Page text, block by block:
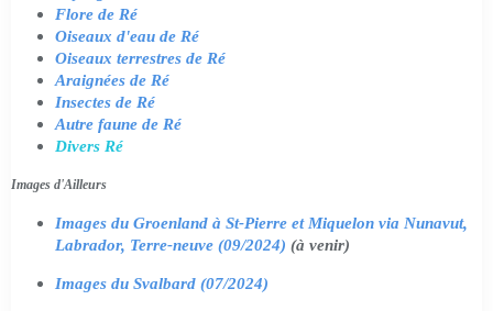
Flore de Ré
Oiseaux d'eau de Ré
Oiseaux terrestres de Ré
Araignées de Ré
Insectes de Ré
Autre faune de Ré
Divers Ré
Images d'Ailleurs
Images du Groenland à St-Pierre et Miquelon via Nunavut,
Labrador, Terre-neuve (09/2024) (à venir)
Images du Svalbard (07/2024)